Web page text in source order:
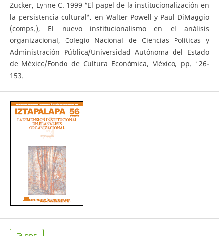
Zucker, Lynne C. 1999 “El papel de la institucionalización en
la persistencia cultural”, en Walter Powell y Paul DiMaggio
(comps.), El nuevo institucionalismo en el análisis
organizacional, Colegio Nacional de Ciencias Políticas y
Administración Pública/Universidad Autónoma del Estado
de México/Fondo de Cultura Económica, México, pp. 126-
153.